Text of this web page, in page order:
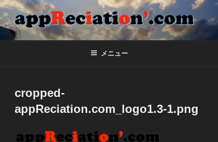
コ
ン
テ
ン
APPRECIATION'.COM
合同会社appReciation'のホームページ
メニュー
cropped-
appReciation.com_logo1.3-1.png